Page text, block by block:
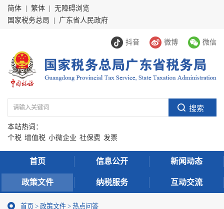
简体 繁体
无障碍浏览
国家税务总局
广东省人民政府
抖音 微博 微信
本站热词：
个税 增值税 小微企业 社保费 发票
首页 信息公开 新闻动态
政策文件 纳税服务 互动交流
首页 > 政策文件 > 热点问答